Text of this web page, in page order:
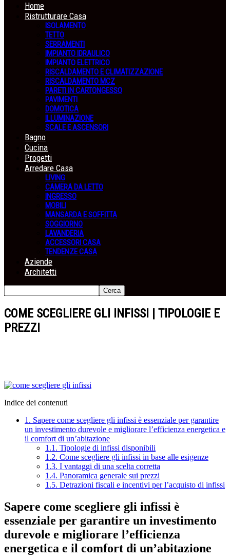
Home
Ristrutturare Casa
ISOLAMENTO
TETTO
SERRAMENTI
IMPIANTO IDRAULICO
IMPIANTO ELETTRICO
RISCALDAMENTO E CLIMATIZZAZIONE
RISCALDAMENTO MCZ
PARETI IN CARTONGESSO
PAVIMENTI
DOMOTICA
ILLUMINAZIONE
SCALE E ASCENSORI
Bagno
Cucina
Progetti
Arredare Casa
LIVING
CAMERA DA LETTO
INGRESSO
MOBILI
MANSARDA E SOFFITTA
SOGGIORNO
LAVANDERIA
ACCESSORI CASA
TENDENZE CASA
Aziende
Architetti
COME SCEGLIERE GLI INFISSI | TIPOLOGIE E
PREZZI
Indice dei contenuti
1. Sapere come scegliere gli infissi è essenziale per garantire
un investimento durevole e migliorare l’efficienza energetica e
il comfort di un’abitazione
1.1. Tipologie di infissi disponibili
1.2. Come scegliere gli infissi in base alle esigenze
1.3. I vantaggi di una scelta corretta
1.4. Panoramica generale sui prezzi
1.5. Detrazioni fiscali e incentivi per l’acquisto di infissi
Sapere come scegliere gli infissi è
essenziale per garantire un investimento
durevole e migliorare l’efficienza
energetica e il comfort di un’abitazione